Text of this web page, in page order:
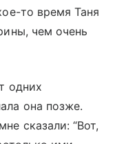
то время Таня
чем очень
одних
она позже.
сказали: “Вот,